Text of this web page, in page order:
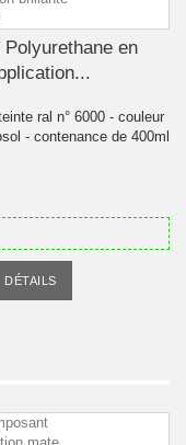
en
ral n° 6000 - couleur
- contenance de 400ml
DÉTAILS